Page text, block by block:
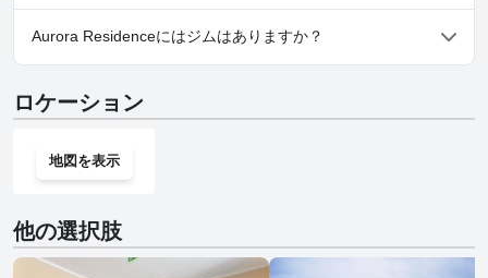
はい、Aurora Residenceでは駐車場をご利用いただけます。
Aurora Residenceにはジムはありますか？
ロケーション
地図を表示
他の選択肢